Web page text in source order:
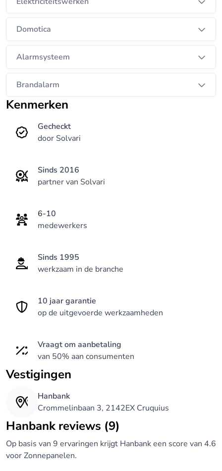
Domotica
Alarmsysteem
Brandalarm
Kenmerken
Gecheckt
door Solvari
Sinds 2016
partner van Solvari
6-10
medewerkers
Sinds 1995
werkzaam in de branche
10 jaar garantie
op de uitgevoerde werkzaamheden
Vraagt om aanbetaling
van 50% aan consumenten
Vestigingen
Hanbank
Crommelinbaan 3, 2142EX Cruquius
Hanbank reviews (9)
Op basis van 9 ervaringen krijgt Hanbank een score van 4.6
voor Zonnepanelen.